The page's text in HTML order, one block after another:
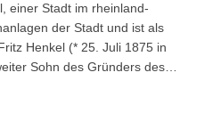
einer Stadt im rheinland-
der Stadt und ist als
Henkel (* 25. Juli 1875 in
Sohn des Gründers des…